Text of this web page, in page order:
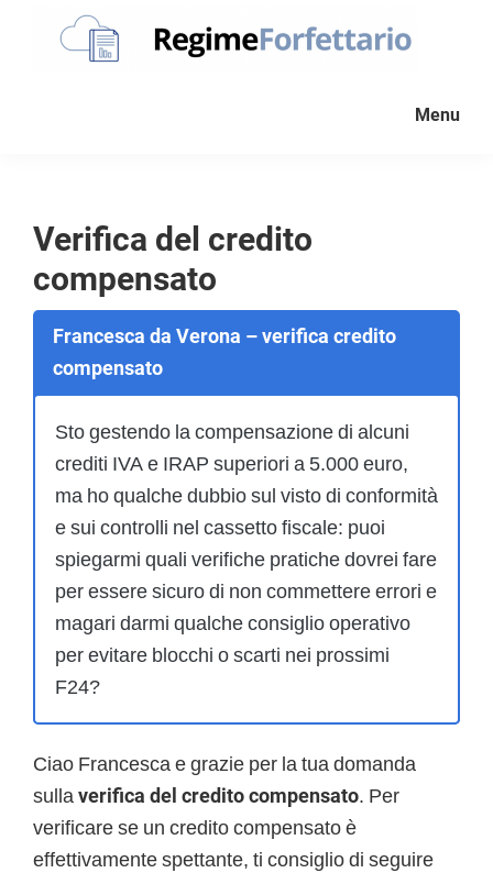
partita
Iva
forfettaria
Menu
Verifica del credito
compensato
Francesca da Verona – verifica credito
compensato
Sto gestendo la compensazione di alcuni
crediti IVA e IRAP superiori a 5.000 euro,
ma ho qualche dubbio sul visto di conformità
e sui controlli nel cassetto fiscale: puoi
spiegarmi quali verifiche pratiche dovrei fare
per essere sicuro di non commettere errori e
magari darmi qualche consiglio operativo
per evitare blocchi o scarti nei prossimi
F24?
Ciao Francesca e grazie per la tua domanda
sullaverifica del credito compensato. Per
verificare se un credito compensato è
effettivamente spettante, ti consiglio di seguire